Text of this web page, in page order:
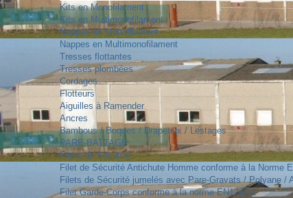
Kits en Monofilament
Kits en Multimonofilament
Nappes en Monofilament
Nappes en Multimonofilament
Tresses flottantes
Tresses plombées
Cordages
Flotteurs
Aiguilles à Ramender
Ancres
Bambous / Boques / Drapeaux / Lestages
PARE-BATTAGE
Filets de Sécurité
Filet de Sécurité Antichute Homme conforme à la Norme
Filets de Sécurité jumelés avec Pare-Gravats / Polyane /
Filet Garde-Corps conforme à la norme EN1263-1